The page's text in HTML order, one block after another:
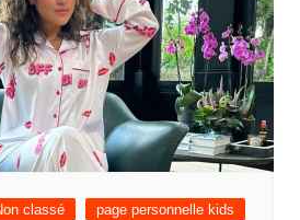
classé
page personnelle kids